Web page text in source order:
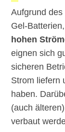
Aufgrund
Gel-
hohen
eignen sich
sicheren
Strom liefern
haben.
(auch
verbaut